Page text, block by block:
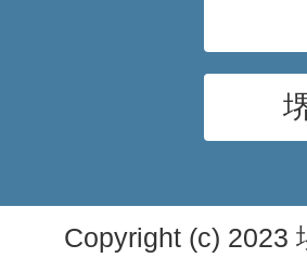
Copyright (c) 2023